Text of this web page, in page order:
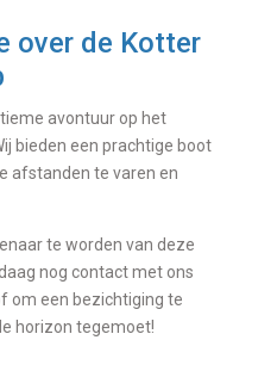
over de Kotter
avontuur op het
bieden een prachtige boot
afstanden te varen en
te worden van deze
nog contact met ons
om een bezichtiging te
horizon tegemoet!